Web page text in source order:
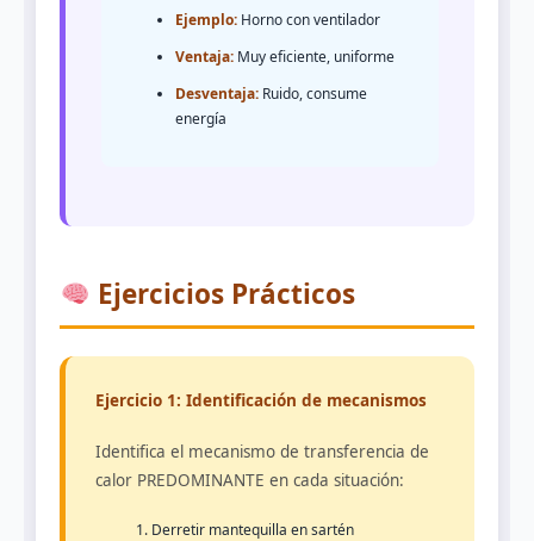
Ejemplo: Horno con ventilador
Ventaja: Muy eficiente, uniforme
Desventaja: Ruido, consume
energía
Ejercicios Prácticos
Ejercicio 1: Identificación de mecanismos
Identifica el mecanismo de transferencia de
calor PREDOMINANTE en cada situación:
Derretir mantequilla en sartén